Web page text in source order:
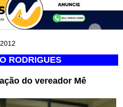
RODRIGUES
do vereador Mê